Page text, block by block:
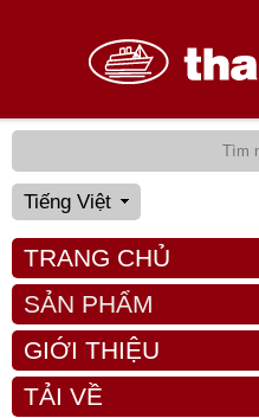
Tiếng Việt
TRANG CHỦ
SẢN PHẨM
GIỚI THIỆU
TẢI VỀ